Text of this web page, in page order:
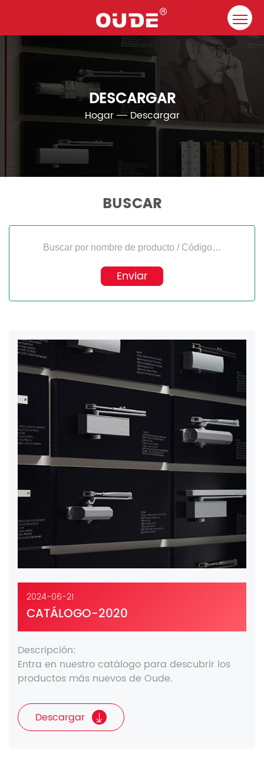
DESCARGAR
Hogar Descargar
BUSCAR
Enviar
2024-06-21
CATÁLOGO-2020
Descripción:
Entra en nuestro catálogo para descubrir los
productos más nuevos de Oude.
Descargar
Hogar
Compañía
Cierrapuertas